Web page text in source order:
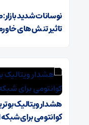
تاثیر تنش‌های
هشدار ویتالیک
کوانتومی برای شبکه